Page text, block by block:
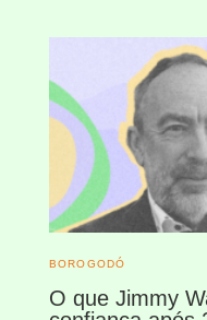
BOROGODÓ
O que Jimmy